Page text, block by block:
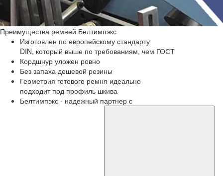
Преимущества ремней Белтимпэкс
Изготовлен по европейскому стандарту
DIN, который выше по требованиям, чем ГОСТ
Кордшнур уложен ровно
Без запаха дешевой резины
Геометрия готового ремня идеально
подходит под профиль шкива
Белтимпэкс - надежный партнер с